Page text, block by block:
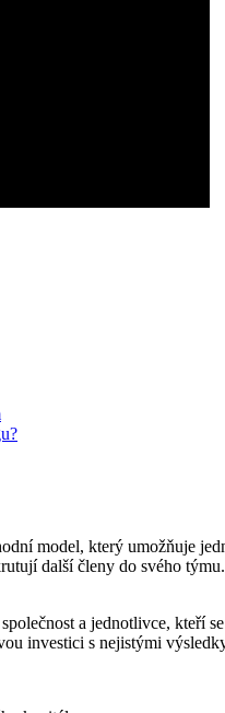
model, který umožňuje
další členy do svého
a jednotlivce,
investici s nejistými